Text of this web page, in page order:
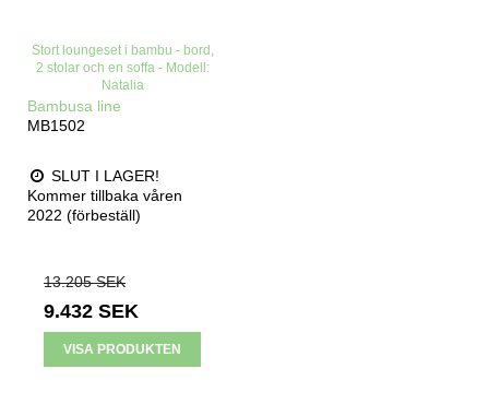
Stort loungeset i bambu - bord,
2 stolar och en soffa - Modell:
Natalia
Bambusa line
MB1502
SLUT I LAGER!
Kommer tillbaka våren
2022 (förbeställ)
13.205 SEK
9.432 SEK
VISA PRODUKTEN